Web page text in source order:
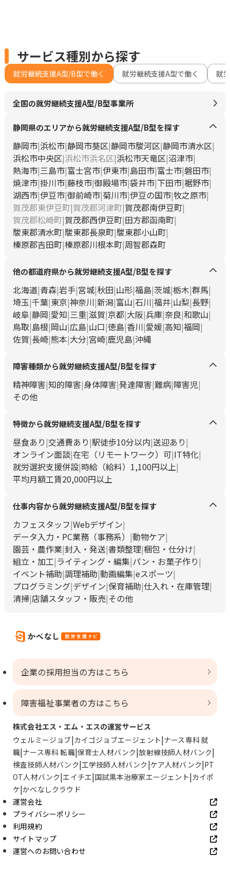
サービス種別から探す
就労継続支援A型/B型で働く 就労継続支援A型で働く 就
全国の就労継続支援A型/B型事業所
静岡県のエリアから就労継続支援A型/B型を探す
静岡市 浜松市 静岡市葵区 静岡市駿河区 静岡市清水区
浜松市中央区 浜松市浜名区 浜松市天竜区 沼津市
熱海市 三島市 富士宮市 伊東市 島田市 富士市 磐田市
焼津市 掛川市 藤枝市 御殿場市 袋井市 下田市 裾野市
湖西市 伊豆市 御前崎市 菊川市 伊豆の国市 牧之原市
賀茂郡東伊豆町 賀茂郡河津町 賀茂郡南伊豆町
賀茂郡松崎町 賀茂郡西伊豆町 田方郡函南町
駿東郡清水町 駿東郡長泉町 駿東郡小山町
榛原郡吉田町 榛原郡川根本町 周智郡森町
他の都道府県から就労継続支援A型/B型を探す
北海道 青森 岩手 宮城 秋田 山形 福島 茨城 栃木 群馬
埼玉 千葉 東京 神奈川 新潟 富山 石川 福井 山梨 長野
岐阜 静岡 愛知 三重 滋賀 京都 大阪 兵庫 奈良 和歌山
鳥取 島根 岡山 広島 山口 徳島 香川 愛媛 高知 福岡
佐賀 長崎 熊本 大分 宮崎 鹿児島 沖縄
障害種類から就労継続支援A型/B型を探す
精神障害 知的障害 身体障害 発達障害 難病 障害児
その他
特徴から就労継続支援A型/B型を探す
昼食あり 交通費あり 駅徒歩10分以内 送迎あり
オンライン面談 在宅（リモートワーク）可 IT特化
就労選択支援併設 時給（給料）1,100円以上
平均月額工賃20,000円以上
仕事内容から就労継続支援A型/B型を探す
カフェスタッフ Webデザイン
データ入力・PC業務（事務系）
動物ケア
園芸・農作業 封入・発送 書類整理 梱包・仕分け
組立・加工 ライティング・編集 パン・お菓子作り
イベント補助 調理補助 動画編集 eスポーツ
プログラミング デザイン 保育補助 仕入れ・在庫管理
清掃 店舗スタッフ・販売 その他
企業の採用担当の方はこちら
障害福祉事業者の方はこちら
株式会社エス・エム・エスの運営サービス
ウェルミージョブ カイゴジョブエージェント ナース専科 就
職 ナース専科 転職 保育士人材バンク 放射線技師人材バンク
検査技師人材バンク 工学技師人材バンク ケア人材バンク PT
OT人材バンク エイチエ 国試黒本治療家エージェント カイポ
ケ かべなしクラウド
運営会社
プライバシーポリシー
利用規約
サイトマップ
運営へのお問い合わせ